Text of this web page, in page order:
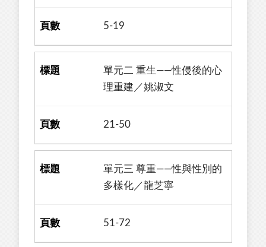
5-19
單元二 重生——性侵後的心
理重建／姚淑文
21-50
單元三 尊重——性與性別的
多樣化／龍芝寧
51-72